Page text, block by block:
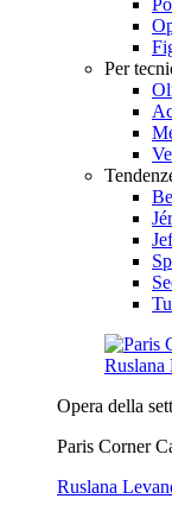
Per
Opera della
Paris Corner
Ruslana